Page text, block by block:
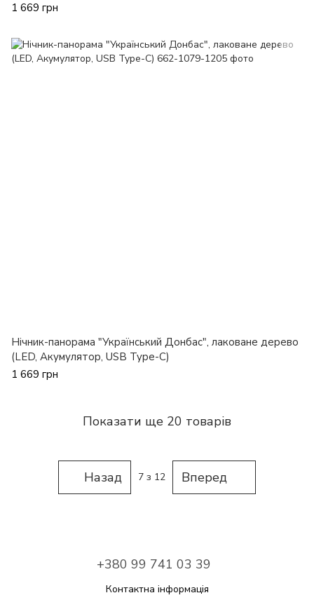
1 669 грн
Нічник-панорама "Український Донбас", лаковане дерево
(LED, Акумулятор, USB Type-C)
1 669 грн
Показати ще 20 товарів
Назад 7 з 12 Вперед
+380 99 741 03 39
Контактна інформація